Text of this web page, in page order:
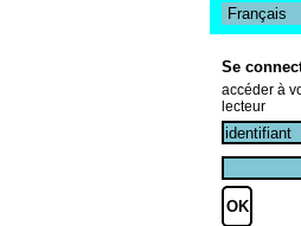
Se
accéder à
lecteur